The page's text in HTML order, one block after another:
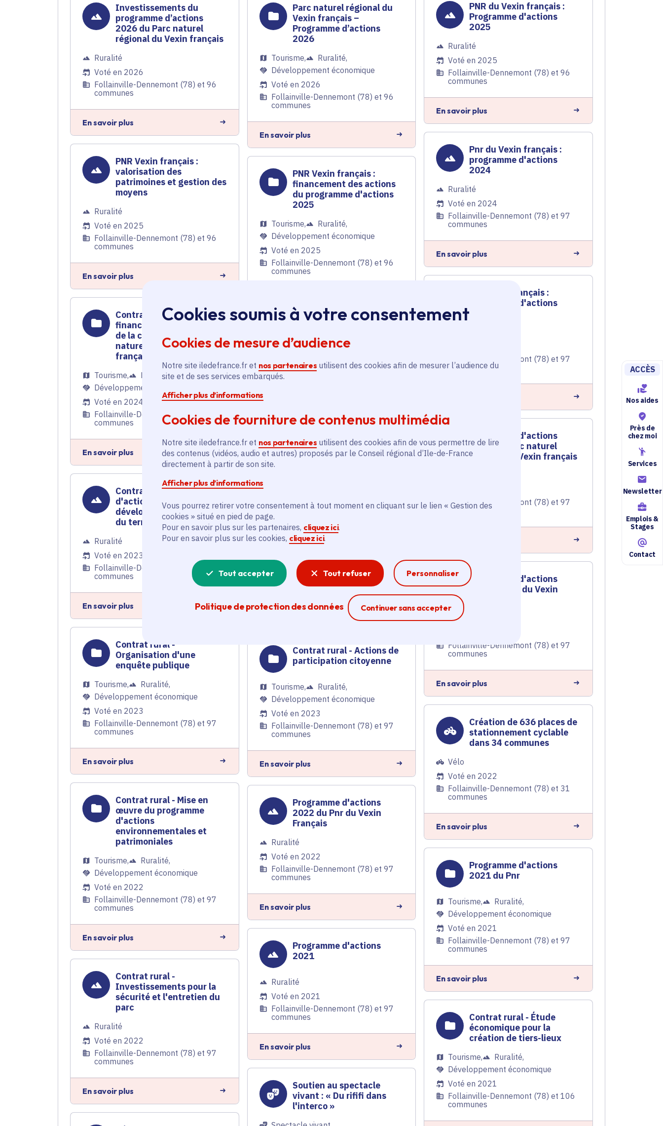
Cookies soumis à votre consentement
Cookies de mesure d’audience
Notre site iledefrance.fr et nos partenaires utilisent des cookies afin de mesurer l’audience du
site et de ses services embarqués.
Afficher plus d’informations
Cookies de fourniture de contenus multimédia
Notre site iledefrance.fr et nos partenaires utilisent des cookies afin de vous permettre de lire
des contenus (vidéos, audio et autres) proposés par le Conseil régional d’Ile-de-France
directement à partir de son site.
Afficher plus d’informations
Vous pourrez retirer votre consentement à tout moment en cliquant sur le lien « Gestion des
cookies » situé en pied de page.
Pour en savoir plus sur les partenaires, cliquez ici.
Pour en savoir plus sur les cookies, cliquez ici.
Tout accepter Tout refuser Personnaliser
Politique de protection des données Continuer sans accepter
Ferme la modale
ACCÈS
Nos aides
Près de
chez moi
Services
Newsletter
Emplois &
Stages
Contact
Investissements du
programme d’actions
2026 du Parc naturel
régional du Vexin français
Ruralité
Voté en 2026
Follainville-Dennemont (78) et 96
communes
En savoir plus
Parc naturel régional du
Vexin français –
Programme d’actions
2026
Tourisme, Ruralité,
Développement économique
Voté en 2026
Follainville-Dennemont (78) et 96
communes
En savoir plus
PNR du Vexin français :
Programme d'actions
2025
Ruralité
Voté en 2025
Follainville-Dennemont (78) et 96
communes
En savoir plus
PNR Vexin français :
valorisation des
patrimoines et gestion des
moyens
Ruralité
Voté en 2025
Follainville-Dennemont (78) et 96
communes
En savoir plus
PNR Vexin français :
financement des actions
du programme d'actions
2025
Tourisme, Ruralité,
Développement économique
Voté en 2025
Follainville-Dennemont (78) et 96
communes
Pnr du Vexin français :
programme d'actions
2024
Ruralité
Voté en 2024
Follainville-Dennemont (78) et 97
communes
En savoir plus
Contrat rural - Soutien
financier pour la révision
de la charte du Parc
naturel régional du Vexin
français
Tourisme, Ruralité,
Développement économique
Voté en 2024
Follainville-Dennemont (78) et 97
communes
En savoir plus
Pnr Vexin français :
Programme d'actions
2024
Tourisme
Follainville-Dennemont (78) et 97
communes
En savoir plus
Pnr Vexin français :
programme d'actions
Follainville-Dennemont (78) et 97
communes
Contrat rural - Programme
d'actions pour le
développement durable
du territoire
Ruralité
Voté en 2023
Follainville-Dennemont (78) et 97
communes
En savoir plus
2023 du Pnr du Vexin
Tourisme, Ruralité
Développement économique
Voté en 2023
Follainville-Dennemont (78) et 97
communes
En savoir plus
Programme d'actions
2023 du Parc naturel
régional du Vexin français
Follainville-Dennemont (78) et 97
communes
Contrat rural -
Organisation d'une
enquête publique
Tourisme, Ruralité,
Développement économique
Voté en 2023
Follainville-Dennemont (78) et 97
communes
En savoir plus
Contrat rural - Actions de
participation citoyenne
Tourisme, Ruralité,
Développement économique
Voté en 2023
Follainville-Dennemont (78) et 97
communes
En savoir plus
Programme d'actions
2022 du Pnr du Vexin
Ruralité
Follainville-Dennemont (78) et 97
communes
En savoir plus
Contrat rural - Mise en
œuvre du programme
d'actions
environnementales et
patrimoniales
Tourisme, Ruralité,
Développement économique
Voté en 2022
Follainville-Dennemont (78) et 97
communes
En savoir plus
Programme d'actions
2022 du Pnr du Vexin
Français
Ruralité
Voté en 2022
Follainville-Dennemont (78) et 97
communes
En savoir plus
Création de 636 places de
stationnement cyclable
dans 34 communes
Vélo
Voté en 2022
Follainville-Dennemont (78) et 31
communes
En savoir plus
Contrat rural -
Investissements pour la
sécurité et l'entretien du
parc
Ruralité
Voté en 2022
Follainville-Dennemont (78) et 97
communes
En savoir plus
Programme d'actions
2021
Ruralité
Voté en 2021
Follainville-Dennemont (78) et 97
communes
En savoir plus
Programme d'actions
2021 du Pnr
Tourisme, Ruralité,
Développement économique
Voté en 2021
Follainville-Dennemont (78) et 97
communes
En savoir plus
Soutien au spectacle
vivant : « Du rififi dans
l'interco »
Contrat rural - Étude
économique pour la
création de tiers-lieux
Tourisme, Ruralité,
Développement économique
Voté en 2021
Follainville-Dennemont (78) et 106
communes